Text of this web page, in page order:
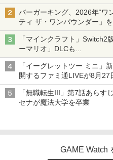
発売から2週間は20%オフに
バーガーキング、2026年“ワ
ティ ザ・ワンパウンダー」
「特製ガーリックマヨソー
「マインクラフト」
ーマリオ」DLCも
Switch版からのアップグレー
「イーグレットツー ミニ」
開するファミ通LIVEが8月27
シリーズ累計100タイトルへ
「無職転生III」第7話あらす
セナが魔法大学を卒業
GAME Watch